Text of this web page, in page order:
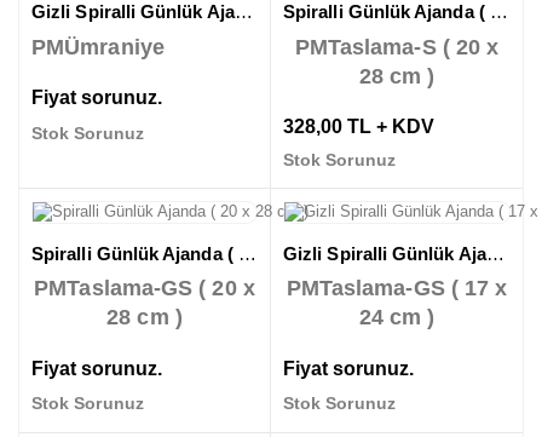
Gizli Spiralli Günlük Ajanda ( 16,5 x 22 cm )
PMÜmraniye
Fiyat sorunuz.
Stok Sorunuz
Spiralli Günlük Ajanda ( 20 x 28 cm )
PMTaslama-S ( 20 x
28 cm )
328,00 TL + KDV
Stok Sorunuz
Spiralli Günlük Ajanda ( 20 x 28 cm )
PMTaslama-GS ( 20 x
28 cm )
Fiyat sorunuz.
Stok Sorunuz
Gizli Spiralli Günlük Ajanda ( 17 x 24 cm )
PMTaslama-GS ( 17 x
24 cm )
Fiyat sorunuz.
Stok Sorunuz